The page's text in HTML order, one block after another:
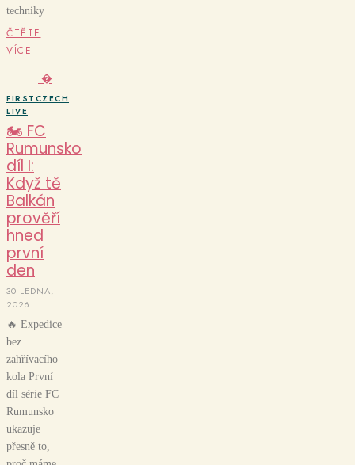
techniky
ČTĚTE
VÍCE
�
FIRSTCZECH
LIVE
🏍️ FC
Rumunsko
díl I:
Když tě
Balkán
prověří
hned
první
den
30 LEDNA,
2026
🔥 Expedice
bez
zahřívacího
kola První
díl série FC
Rumunsko
ukazuje
přesně to,